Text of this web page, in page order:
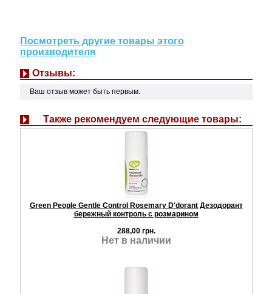
Посмотреть другие товары этого
производителя
Отзывы:
Ваш отзыв может быть первым.
Также рекомендуем следующие товары:
Green People Gentle Control Rosemary D'dorant Дезодорант
бережный контроль с розмарином
288,00 грн.
Нет в наличии